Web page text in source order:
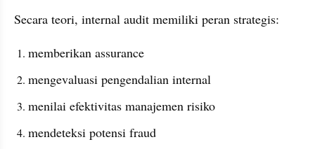
Secara teori, internal audit memiliki peran strategis:
memberikan assurance
mengevaluasi pengendalian internal
menilai efektivitas manajemen risiko
mendeteksi potensi fraud